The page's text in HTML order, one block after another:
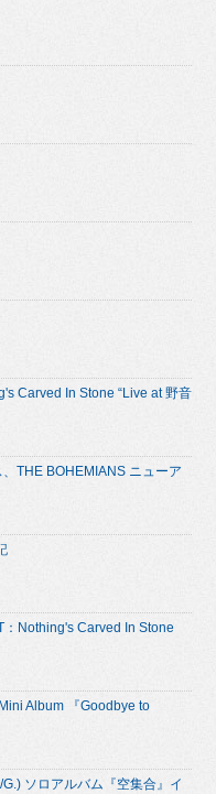
Carved In Stone “Live at 野音
THE BOHEMIANS ニューア
：Nothing's Carved In Stone
Album 『Goodbye to
ソロアルバム『空集合』イ